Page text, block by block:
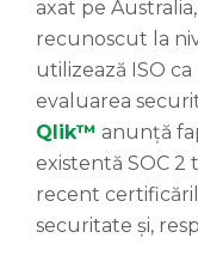
axat pe
recunoscut la
utilizează ISO
evaluarea
Qlik™ anunță
existentă SOC 2
recent
securitate și,